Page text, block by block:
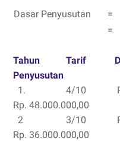
Dasar Penyusutan =
=
Tahun Tarif
Penyusutan
1. 4/10 Rp.
Rp. 48.000.000,00
2 3/10 Rp.
Rp. 36.000.000,00